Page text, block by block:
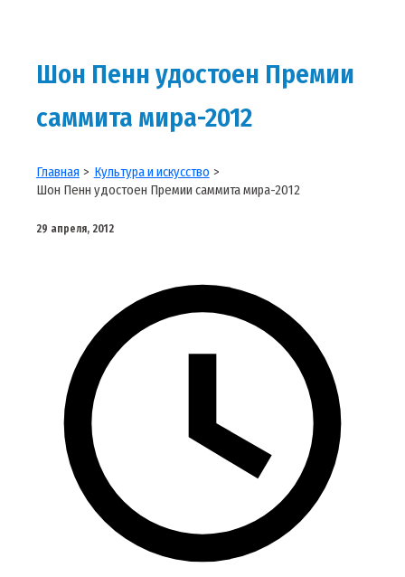
Шон Пенн удостоен Премии
саммита мира-2012
Главная
Культура и искусство
Шон Пенн удостоен Премии саммита мира-2012
29 апреля, 2012